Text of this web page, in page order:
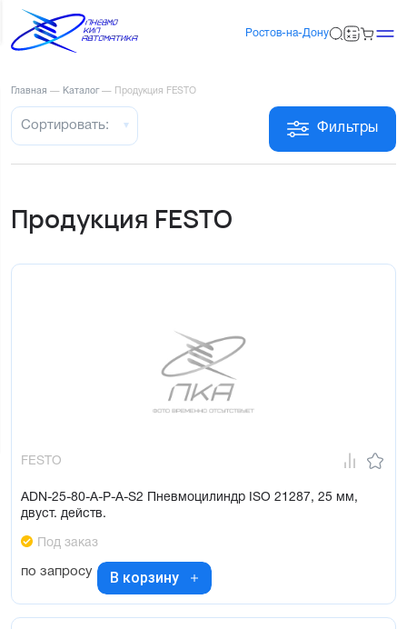
Ростов-на-Дону
Главная — Каталог — Продукция FESTO
Фильтры
Сортировать:
Продукция FESTO
FESTO
ADN-25-80-A-P-A-S2 Пневмоцилиндр ISO 21287, 25 мм,
двуст. действ.
Под заказ
по запросу В корзину